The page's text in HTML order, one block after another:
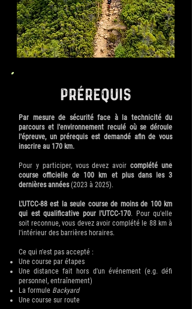
prérequis
Par mesure de sécurité face à la technicité du
parcours et l'environnement reculé où se déroule
l'épreuve, un prérequis est demandé afin de vous
inscrire au 170 km.
Pour y participer, vous devez avoircomplété une
course officielle de 100 km et plus dans les 3
dernières années(2023 à 2025).
L'UTCC-88 est la seule course de moins de 100 km
qui est qualificative pour l'UTCC-170. Pour qu'elle
soit reconnue, vous devez avoir complété le 88 km à
l'intérieur des barrières horaires.
Ce qui n'est pas accepté :
Une course par étapes
Une distance fait hors d'un événement (e.g. défi
personnel, entraînement)
La formule Backyard
Une course sur route